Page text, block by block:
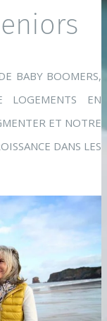
BABY BOOMERS,
LOGEMENTS EN
ET NOTRE
DANS LES